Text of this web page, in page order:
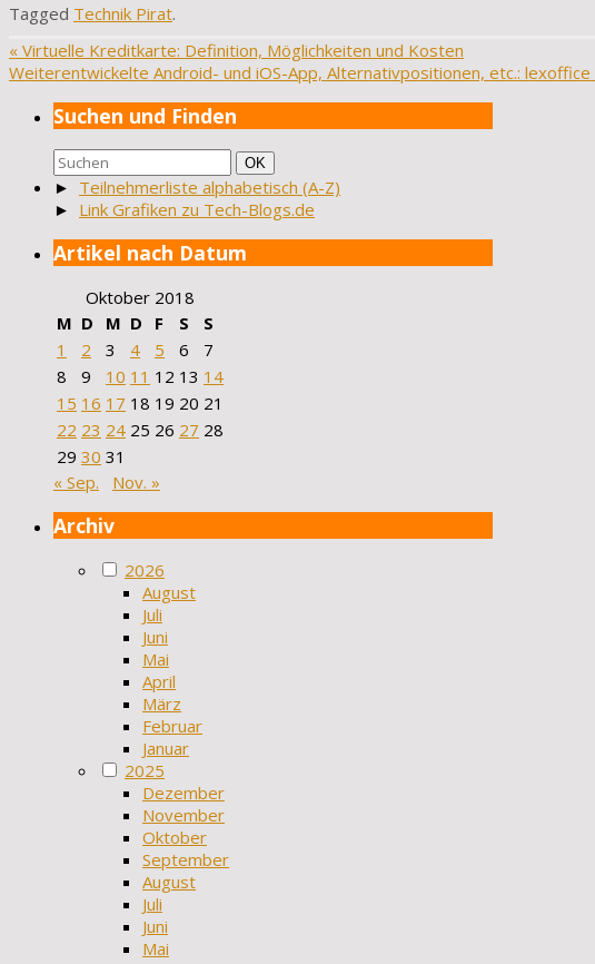
Tagged Technik Pirat.
« Virtuelle Kreditkarte: Definition, Möglichkeiten und Kosten
Weiterentwickelte Android- und iOS-App, Alternativpositionen, etc.:
Suchen und Finden
Suchen
nach:
Suchen
OK
► Teilnehmerliste alphabetisch (A-Z)
► Link Grafiken zu Tech-Blogs.de
Artikel nach Datum
Oktober 2018
M D M D F S
S
1
2 3 4 5 6
7
8
9 10 11 12 13 14
15 16 17 18 19 20 21
22 23 24 25 26 27 28
29 30 31
« Sep.
Nov. »
Archiv
2026
August
Juli
Juni
Mai
April
März
Februar
Januar
2025
Dezember
November
Oktober
September
August
Juli
Juni
Mai